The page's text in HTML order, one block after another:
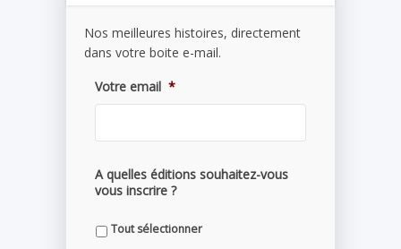
Nos meilleures histoires, directement
dans votre boite e-mail.
Votre email *
A quelles éditions souhaitez-vous
vous inscrire ?
Tout sélectionner